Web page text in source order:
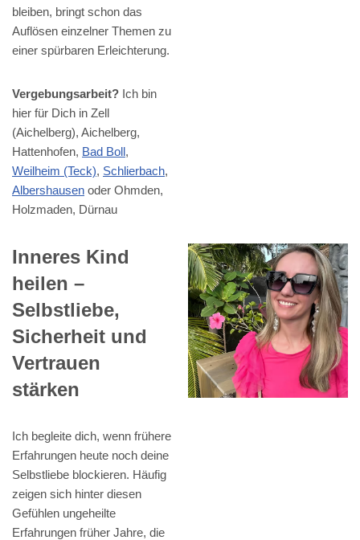
bleiben, bringt schon das
Auflösen einzelner Themen zu
einer spürbaren Erleichterung.
Vergebungsarbeit? Ich bin
hier für Dich in Zell
(Aichelberg), Aichelberg,
Hattenhofen, Bad Boll,
Weilheim (Teck), Schlierbach,
Albershausen oder Ohmden,
Holzmaden, Dürnau
Inneres Kind
heilen –
Selbstliebe,
Sicherheit und
Vertrauen
stärken
Ich begleite dich, wenn frühere
Erfahrungen heute noch deine
Selbstliebe blockieren. Häufig
zeigen sich hinter diesen
Gefühlen ungeheilte
Erfahrungen früher Jahre, die